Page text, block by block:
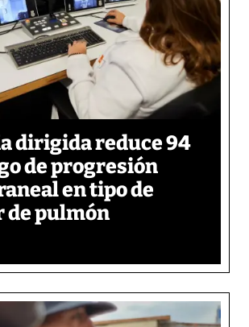
dirigida reduce 94
de progresión
en tipo de
de pulmón